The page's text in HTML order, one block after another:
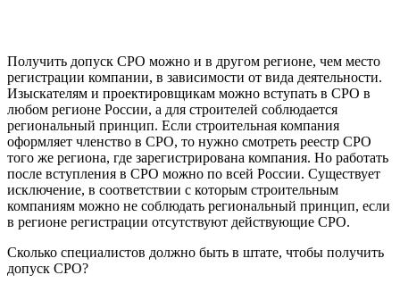
Получить допуск СРО можно и в другом регионе, чем место
регистрации компании, в зависимости от вида деятельности.
Изыскателям и проектировщикам можно вступать в СРО в
любом регионе России, а для строителей соблюдается
региональный принцип. Если строительная компания
оформляет членство в СРО, то нужно смотреть реестр СРО
того же региона, где зарегистрирована компания. Но работать
после вступления в СРО можно по всей России. Существует
исключение, в соответствии с которым строительным
компаниям можно не соблюдать региональный принцип, если
в регионе регистрации отсутствуют действующие СРО.
Сколько специалистов должно быть в штате, чтобы получить
допуск СРО?